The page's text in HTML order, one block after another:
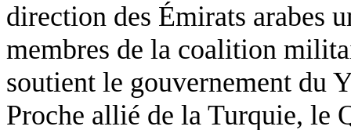
direction des Émirats arabes
membres de la coalition
soutient le gouvernement du
Proche allié de la Turquie, le